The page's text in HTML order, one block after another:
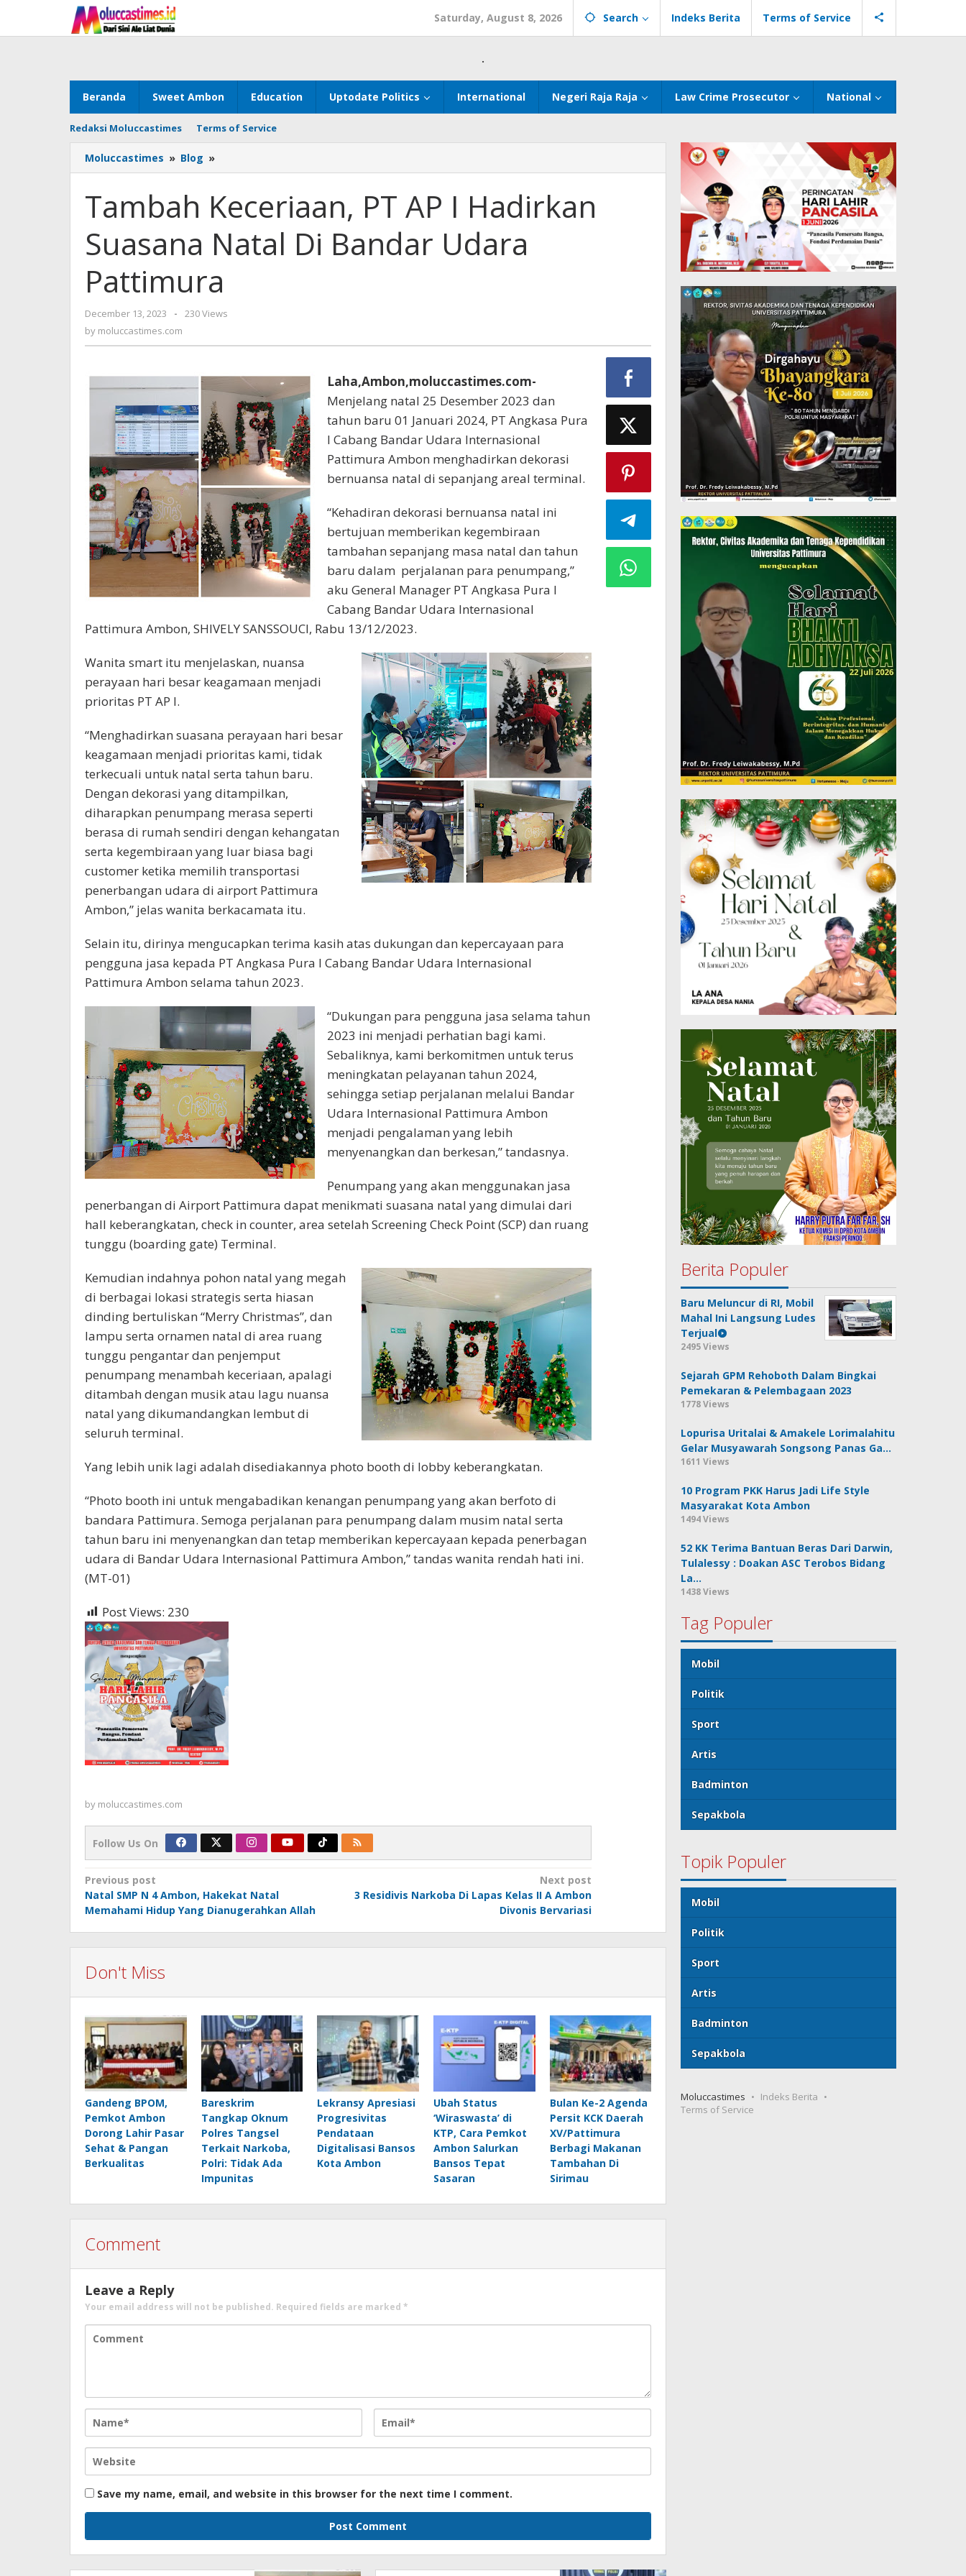
content
Saturday, August 8, 2026 Search Indeks Berita Terms of Service
.
Beranda Sweet Ambon Education Uptodate Politics International Negeri Raja Raja Law Crime Prosecutor National
Redaksi Moluccastimes Terms of Service
Moluccastimes » Blog »
Keceriaan,
AP
Hadirkan
Suasana
Di
Bandar
Udara
Tambah Keceriaan, PT AP I Hadirkan
Suasana Natal Di Bandar Udara
Pattimura
December 13, 2023
by
moluccastimes.com
-
230 Views
by moluccastimes.com
Laha,Ambon,moluccastimes.com-
Menjelang natal 25 Desember 2023 dan
tahun baru 01 Januari 2024, PT Angkasa Pura
I Cabang Bandar Udara Internasional
Pattimura Ambon menghadirkan dekorasi
bernuansa natal di sepanjang areal terminal.
“Kehadiran dekorasi bernuansa natal ini
bertujuan memberikan kegembiraan
tambahan sepanjang masa natal dan tahun
baru dalam perjalanan para penumpang,”
aku General Manager PT Angkasa Pura I
Cabang Bandar Udara Internasional
Pattimura Ambon, SHIVELY SANSSOUCI, Rabu 13/12/2023.
Wanita smart itu menjelaskan, nuansa
perayaan hari besar keagamaan menjadi
prioritas PT AP I.
“Menghadirkan suasana perayaan hari besar
keagamaan menjadi prioritas kami, tidak
terkecuali untuk natal serta tahun baru.
Dengan dekorasi yang ditampilkan,
diharapkan penumpang merasa seperti
berasa di rumah sendiri dengan kehangatan
serta kegembiraan yang luar biasa bagi
customer ketika memilih transportasi
penerbangan udara di airport Pattimura
Ambon,” jelas wanita berkacamata itu.
Selain itu, dirinya mengucapkan terima kasih atas dukungan dan kepercayaan para
pengguna jasa kepada PT Angkasa Pura I Cabang Bandar Udara Internasional
Pattimura Ambon selama tahun 2023.
“Dukungan para pengguna jasa selama tahun
2023 ini menjadi perhatian bagi kami.
Sebaliknya, kami berkomitmen untuk terus
meningkatan pelayanan tahun 2024,
sehingga setiap perjalanan melalui Bandar
Udara Internasional Pattimura Ambon
menjadi pengalaman yang lebih
menyenangkan dan berkesan,” tandasnya.
Penumpang yang akan menggunakan jasa
penerbangan di Airport Pattimura dapat menikmati suasana natal yang dimulai dari
hall keberangkatan, check in counter, area setelah Screening Check Point (SCP) dan ruang
tunggu (boarding gate) Terminal.
Kemudian indahnya pohon natal yang megah
di berbagai lokasi strategis serta hiasan
dinding bertuliskan “Merry Christmas”, dan
lampu serta ornamen natal di area ruang
tunggu pengantar dan penjemput
penumpang menambah keceriaan, apalagi
ditambah dengan musik atau lagu nuansa
natal yang dikumandangkan lembut di
seluruh terminal.
Yang lebih unik lagi adalah disediakannya photo booth di lobby keberangkatan.
“Photo booth ini untuk mengabadikan kenangan penumpang yang akan berfoto di
bandara Pattimura. Semoga perjalanan para penumpang dalam musim natal serta
tahun baru ini menyenangkan dan tetap memberikan kepercayaan kepada penerbagan
udara di Bandar Udara Internasional Pattimura Ambon,” tandas wanita rendah hati ini.
(MT-01)
Post Views: 230
by moluccastimes.com
Follow Us On
Post
navigation
Previous post
Natal SMP N 4 Ambon, Hakekat Natal
Memahami Hidup Yang Dianugerahkan Allah
Next post
3 Residivis Narkoba Di Lapas Kelas II A Ambon
Divonis Bervariasi
Don't Miss
Gandeng BPOM,
Pemkot Ambon
Dorong Lahir Pasar
Sehat & Pangan
Berkualitas
Bareskrim
Tangkap Oknum
Polres Tangsel
Terkait Narkoba,
Polri: Tidak Ada
Impunitas
Lekransy Apresiasi
Progresivitas
Pendataan
Digitalisasi Bansos
Kota Ambon
Ubah Status
‘Wiraswasta’ di
KTP, Cara Pemkot
Ambon Salurkan
Bansos Tepat
Sasaran
Bulan Ke-2 Agenda
Persit KCK Daerah
XV/Pattimura
Berbagi Makanan
Tambahan Di
Sirimau
Comment
Leave a Reply
Your email address will not be published. Required fields are marked *
Save my name, email, and website in this browser for the next time I comment.
Berita Populer
Baru Meluncur di RI, Mobil
Mahal Ini Langsung Ludes
Terjual
2495 Views
Sejarah GPM Rehoboth Dalam Bingkai
Pemekaran & Pelembagaan 2023
1778 Views
Lopurisa Uritalai & Amakele Lorimalahitu
Gelar Musyawarah Songsong Panas Ga…
1611 Views
10 Program PKK Harus Jadi Life Style
Masyarakat Kota Ambon
1494 Views
52 KK Terima Bantuan Beras Dari Darwin,
Tulalessy : Doakan ASC Terobos Bidang
La…
1438 Views
Tag Populer
Mobil
Politik
Sport
Artis
Badminton
Sepakbola
Topik Populer
Mobil
Politik
Sport
Artis
Badminton
Sepakbola
Moluccastimes
Indeks Berita
Terms of Service